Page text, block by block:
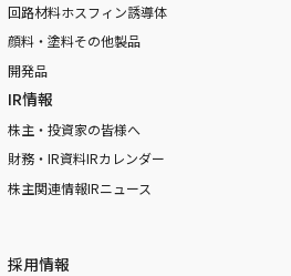
回路材料ホスフィン誘導体
顔料・塗料その他製品
開発品
IR情報
株主・投資家の皆様へ
財務・IR資料IRカレンダー
株主関連情報IRニュース
採用情報